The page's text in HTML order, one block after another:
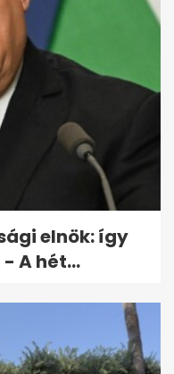
elnök: így
A hét...